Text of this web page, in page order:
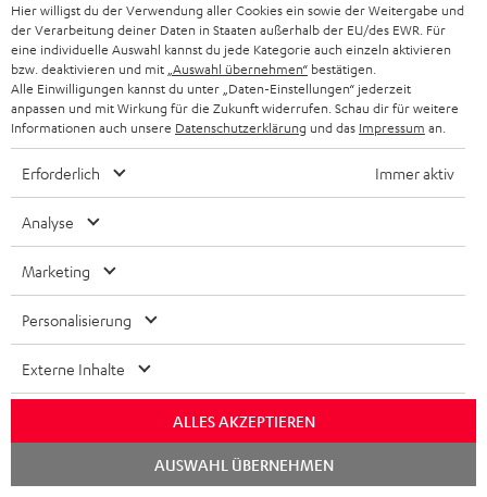
Zubehör
Notwendiges Zubehör
Bitte prüfe, ob benötigte Verbindungskabel im
Hier willigst du der Verwendung aller Cookies ein sowie der Weitergabe und
der Verarbeitung deiner Daten in Staaten außerhalb der EU/des EWR. Für
eine individuelle Auswahl kannst du jede Kategorie auch einzeln aktivieren
bzw. deaktivieren und mit „Auswahl übernehmen“ bestätigen.
Alle Einwilligungen kannst du unter „Daten-Einstellungen“ jederzeit
anpassen und mit Wirkung für die Zukunft widerrufen. Schau dir für weitere
Informationen auch unsere Datenschutzerklärung und das Impressum an.
Erforderlich Immer aktiv
Analyse
Marketing
Personalisierung
Externe Inhalte
ALLES AKZEPTIEREN
AUSWAHL ÜBERNEHMEN